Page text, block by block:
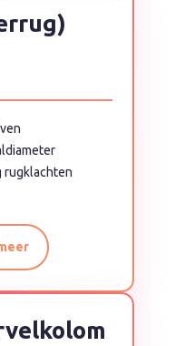
rugklachten